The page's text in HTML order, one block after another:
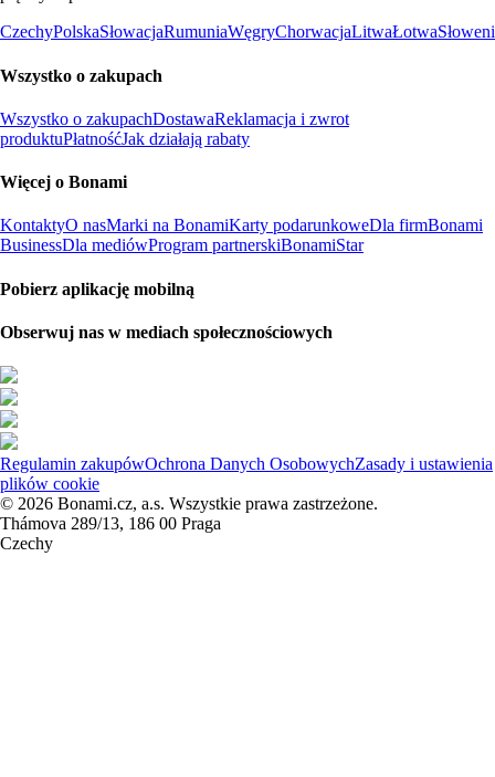
CzechyPolskaSłowacjaRumuniaWęgryChorwacjaLitwaŁotwa
Wszystko o zakupach
Wszystko o zakupachDostawaReklamacja i zwrot
produktuPłatnośćJak działają rabaty
Więcej o Bonami
KontaktyO nasMarki na BonamiKarty podarunkoweDla firmBonami
BusinessDla mediówProgram partnerskiBonamiStar
Pobierz aplikację mobilną
Obserwuj nas w mediach społecznościowych
Regulamin zakupówOchrona Danych OsobowychZasady i ustawienia
plików cookie
© 2026 Bonami.cz, a.s. Wszystkie prawa zastrzeżone.
Thámova 289/13, 186 00 Praga
Czechy